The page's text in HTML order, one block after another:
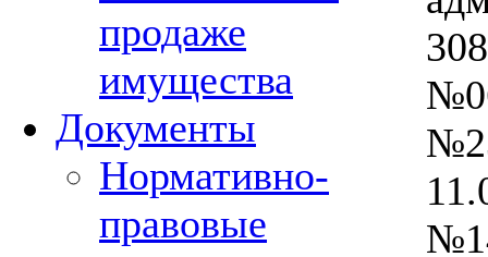
продаже
имущества
Документы
Нормативно-
правовые